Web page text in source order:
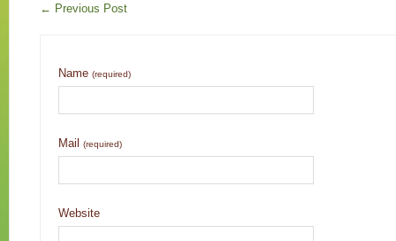
← Previous Post
Name (required)
Mail (required)
Website